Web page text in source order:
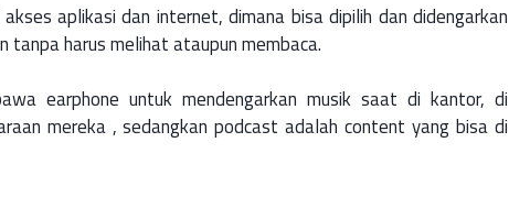
aplikasi dan internet, dimana bisa dipilih dan didengarkan
tanpa harus melihat ataupun membaca.
earphone untuk mendengarkan musik saat di kantor, di
mereka , sedangkan podcast adalah content yang bisa di